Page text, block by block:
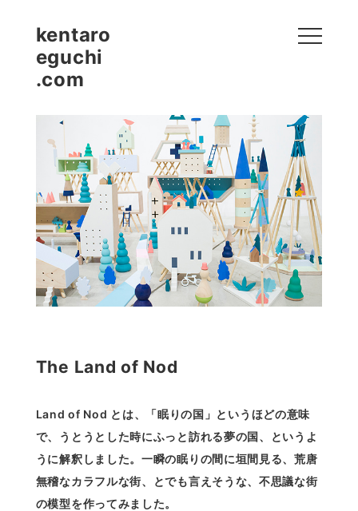
kentaro
eguchi
.com
The Land of Nod
Land of Nod とは、「眠りの国」というほどの意味
で、うとうとした時にふっと訪れる夢の国、というよ
うに解釈しました。一瞬の眠りの間に垣間見る、荒唐
無稽なカラフルな街、とでも言えそうな、不思議な街
の模型を作ってみました。